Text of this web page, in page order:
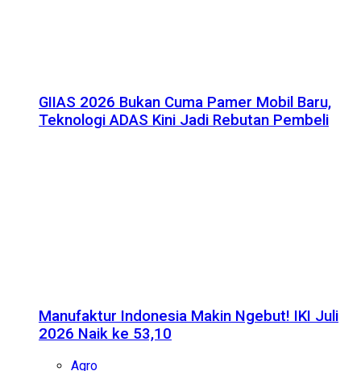
GIIAS 2026 Bukan Cuma Pamer Mobil Baru,
Teknologi ADAS Kini Jadi Rebutan Pembeli
Manufaktur Indonesia Makin Ngebut! IKI Juli
2026 Naik ke 53,10
Agro